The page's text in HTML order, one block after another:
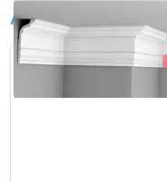
Аналоги